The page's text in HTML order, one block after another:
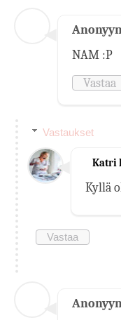
NAM :P
Vastaa
Vastaukset
Katri
Kyllä
Vastaa